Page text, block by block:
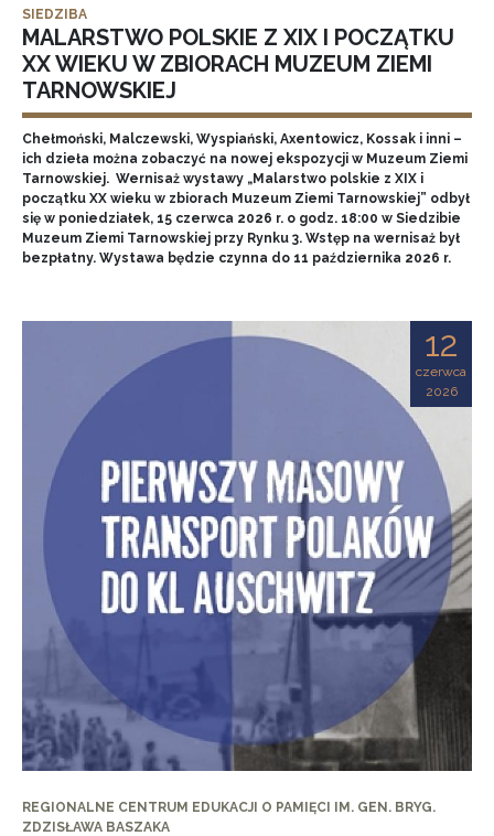
SIEDZIBA
MALARSTWO POLSKIE Z XIX I POCZĄTKU
XX WIEKU W ZBIORACH MUZEUM ZIEMI
TARNOWSKIEJ
Chełmoński, Malczewski, Wyspiański, Axentowicz, Kossak i inni –
ich dzieła można zobaczyć na nowej ekspozycji w Muzeum Ziemi
Tarnowskiej. Wernisaż wystawy „Malarstwo polskie z XIX i
początku XX wieku w zbiorach Muzeum Ziemi Tarnowskiej” odbył
się w poniedziałek, 15 czerwca 2026 r. o godz. 18:00 w Siedzibie
Muzeum Ziemi Tarnowskiej przy Rynku 3. Wstęp na wernisaż był
bezpłatny. Wystawa będzie czynna do 11 października 2026 r.
12
czerwca
2026
REGIONALNE CENTRUM EDUKACJI O PAMIĘCI IM. GEN. BRYG.
ZDZISŁAWA BASZAKA